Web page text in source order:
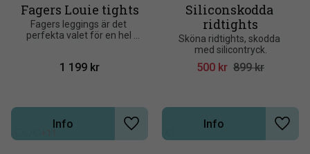
Fagers Louie tights
Fagers leggings är det
perfekta valet för en hel
extremt bekväma med en
1 199 kr
Lägg till i önskelista
Info
Siliconskodda
ridtights
Sköna ridtights, skodda
med silicontryck.
500 kr 899kr
Lägg
Info